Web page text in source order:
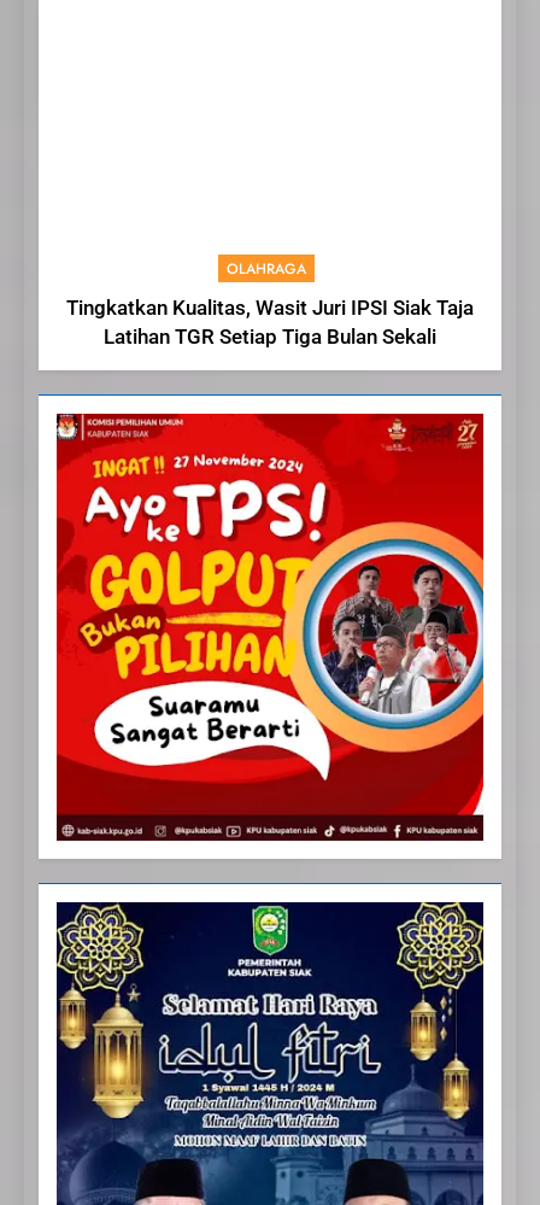
OLAHRAGA
Tingkatkan Kualitas, Wasit Juri IPSI Siak Taja
Latihan TGR Setiap Tiga Bulan Sekali